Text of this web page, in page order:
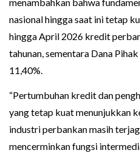
nasional hingga saat ini tetap
hingga April 2026 kredit
tahunan, sementara Dana
11,40%.
“Pertumbuhan kredit dan
yang tetap kuat menunjukkan
industri perbankan masih
mencerminkan fungsi